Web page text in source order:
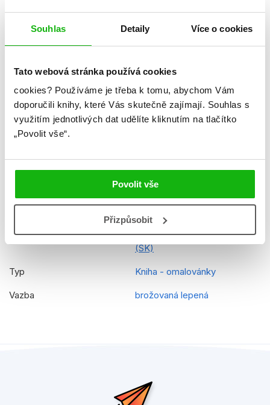
Souhlas Detaily Více o cookies
Tato webová stránka používá cookies
cookies? Používáme je třeba k tomu, abychom Vám
doporučili knihy, které Vás skutečně zajímají. Souhlas s
využitím jednotlivých dat udělíte kliknutím na tlačítko
„Povolit vše“.
Povolit vše
Přizpůsobit
Formát 216x285 mm
Jazyk slovenština
Řady Minecraft (SK)
Původní název
Minecraft Survival Sticker
Původní jazyk angličtina
8594050437661
Edice
Kniha prežitia so samolepkami
(SK)
Typ Kniha - omalovánky
Vazba brožovaná lepená